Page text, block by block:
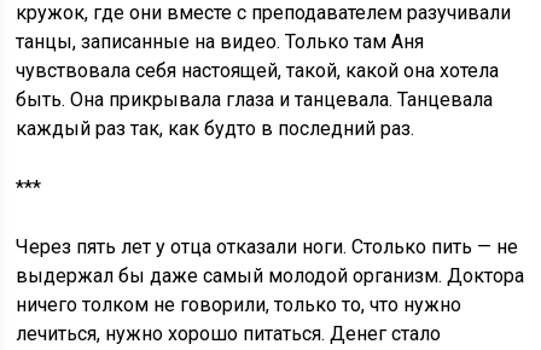
кружок, где они вместе с преподавателем разучивали
танцы, записанные на видео. Только там Аня
чувствовала себя настоящей, такой, какой она хотела
быть. Она прикрывала глаза и танцевала. Танцевала
каждый раз так, как будто в последний раз.
***
Через пять лет у отца отказали ноги. Столько пить — не
выдержал бы даже самый молодой организм. Доктора
ничего толком не говорили, только то, что нужно
лечиться, нужно хорошо питаться. Денег стало